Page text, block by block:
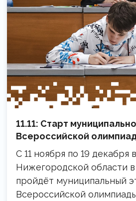
11.11: Старт
Всероссийской
С 11 ноября по 19 декабря в
Нижегородской области
пройдёт муниципальный
Всероссийской